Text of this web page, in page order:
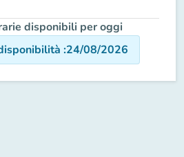
disponibili per oggi
:24/08/2026